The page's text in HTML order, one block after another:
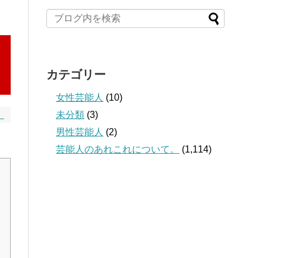
カテゴリー
女性芸能人 (10)
未分類 (3)
男性芸能人 (2)
芸能人のあれこれについて。
(1,114)